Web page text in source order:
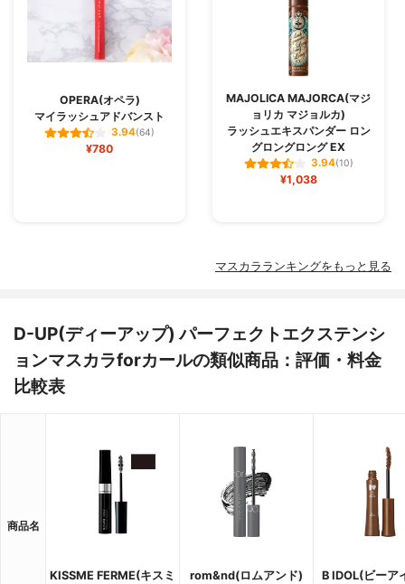
OPERA(オペラ)
マイラッシュアドバンスト
3.94(64)
¥780
MAJOLICA MAJORCA(マジ
ョリカ マジョルカ)
ラッシュエキスパンダー ロン
グロングロング EX
3.94(10)
¥1,038
マスカラランキングをもっと見る
D-UP(ディーアップ) パーフェクトエクステンシ
ョンマスカラforカールの類似商品：評価・料金
比較表
商品名
KISSME FERME(キスミ
rom&nd(ロムアンド)
B IDOL(ビーア